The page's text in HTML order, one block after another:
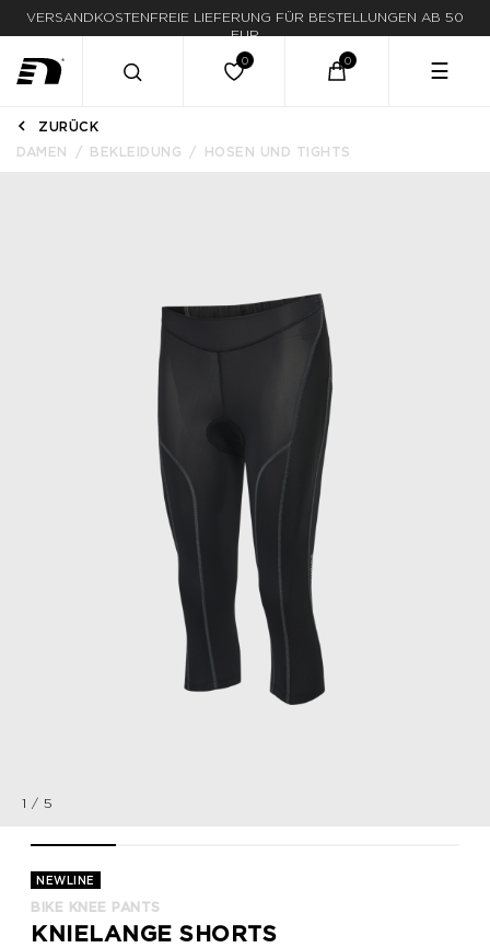
VERSANDKOSTENFREIE LIEFERUNG FÜR BESTELLUNGEN AB 50
EUR
LIEFERUNG IN 1-3 WERKTAGEN
☰
ZURÜCK
DAMEN
BEKLEIDUNG HOSEN UND TIGHTS
1 / 5
NEWLINE
BIKE KNEE PANTS
KNIELANGE SHORTS